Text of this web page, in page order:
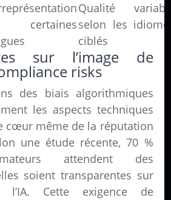
certaines
Qualité
selon les
ciblés
sur l’image de
risks
des biais algorithmiques
les aspects techniques
cœur même de la réputation
une étude récente, 70 %
attendent des
soient transparentes sur
l’IA. Cette exigence de